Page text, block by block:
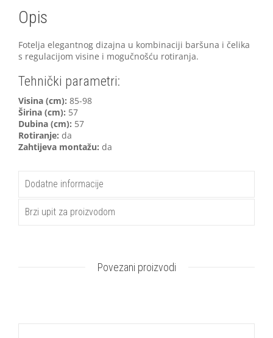
Opis
Fotelja elegantnog dizajna u kombinaciji baršuna i čelika
s regulacijom visine i mogučnošću rotiranja.
Tehnički parametri:
Visina (cm): 85-98
Širina (cm): 57
Dubina (cm): 57
Rotiranje: da
Zahtijeva montažu: da
Dodatne informacije
Brzi upit za proizvodom
Povezani proizvodi